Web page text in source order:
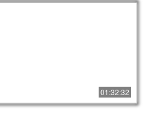
01:32:32